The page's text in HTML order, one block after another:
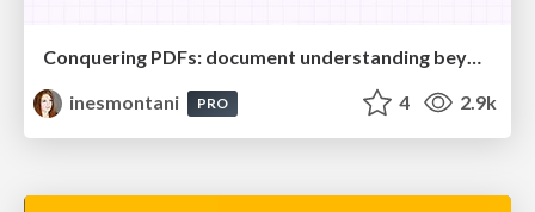
Conquering PDFs: document understanding beyond plain text
inesmontani
PRO 4 2.9k